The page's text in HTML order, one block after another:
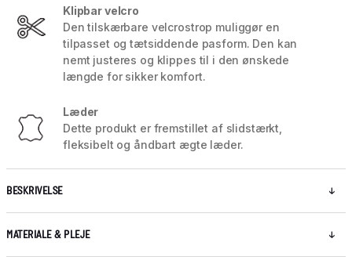
Klipbar velcro
Den tilskærbare velcrostrop muliggør en
tilpasset og tætsiddende pasform. Den kan
nemt justeres og klippes til i den ønskede
længde for sikker komfort.
Læder
Dette produkt er fremstillet af slidstærkt,
fleksibelt og åndbart ægte læder.
BESKRIVELSE
MATERIALE & PLEJE